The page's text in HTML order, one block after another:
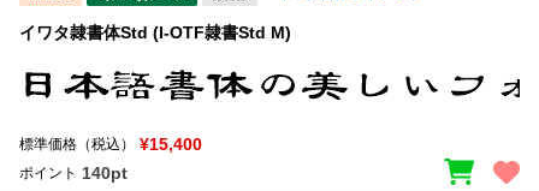
マイページ
お気に入り
宋朝体
教科書体 行書体
江戸文字
イワタ隷書体Std (I-OTF隷書Std M)
標準価格（税込） ¥15,400
ポイント 140pt